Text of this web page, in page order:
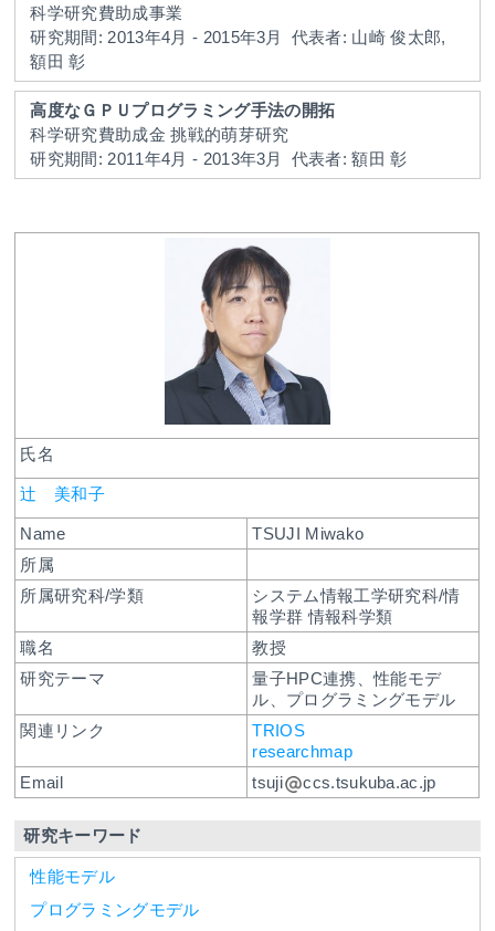
科学研究費助成事業
研究期間: 2013年4月 - 2015年3月
代表者: 山崎 俊太郎,
額田 彰
高度なＧＰＵプログラミング手法の開拓
科学研究費助成金 挑戦的萌芽研究
研究期間: 2011年4月 - 2013年3月
代表者: 額田 彰
氏名
辻 美和子
Name
TSUJI Miwako
所属
所属研究科/学類
システム情報工学研究科/情
報学群 情報科学類
職名
教授
研究テーマ
量子HPC連携、性能モデ
ル、プログラミングモデル
関連リンク
TRIOS
researchmap
Email
tsuji ccs.tsukuba.ac.jp
研究キーワード
性能モデル
プログラミングモデル